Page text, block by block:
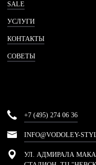
SALE
УСЛУГИ
КОНТАКТЫ
СОВЕТЫ
+7 (495) 274 06 36
INFO@VODOLEY-
УЛ. АДМИРАЛА